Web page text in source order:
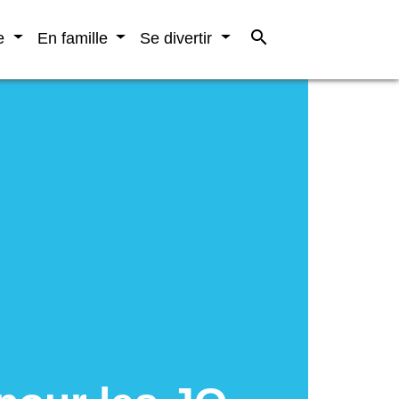
En famille Se divertir search